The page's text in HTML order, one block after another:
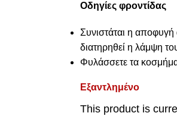
Οδηγίες φροντίδας
Συνιστάται η
διατηρηθεί η λάμψη
Φυλάσσετε τα
Εξαντλημένο
This product is